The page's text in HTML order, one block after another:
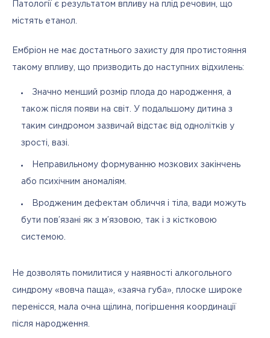
Патології є результатом впливу на плід речовин, що
містять етанол.
Ембріон не має достатнього захисту для протистояння
такому впливу, що призводить до наступних відхилень:
Значно менший розмір плода до народження, а
також після появи на світ. У подальшому дитина з
таким синдромом зазвичай відстає від однолітків у
зрості, вазі.
Неправильному формуванню мозкових закінчень
або психічним аномаліям.
Вродженим дефектам обличчя і тіла, вади можуть
бути пов’язані як з м’язовою, так і з кістковою
системою.
Не дозволять помилитися у наявності алкогольного
синдрому «вовча паща», «заяча губа», плоске широке
перенісся, мала очна щілина, погіршення координації
після народження.